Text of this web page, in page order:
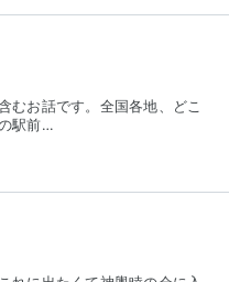
むお話です。全国各地、どこ
駅前…